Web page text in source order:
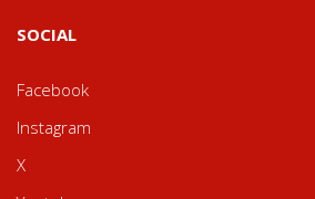
SOCIAL
Facebook
Instagram
X